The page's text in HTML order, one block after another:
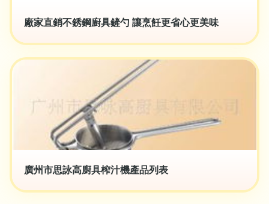
廠家直銷不銹鋼廚具鏟勺 讓烹飪更省心更美味
廣州市思詠高廚具榨汁機產品列表